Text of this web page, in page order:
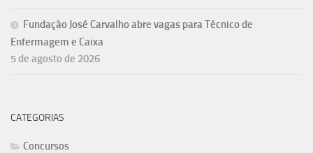
Fundação José Carvalho abre vagas para Técnico de
Enfermagem e Caixa
5 de agosto de 2026
CATEGORIAS
Concursos